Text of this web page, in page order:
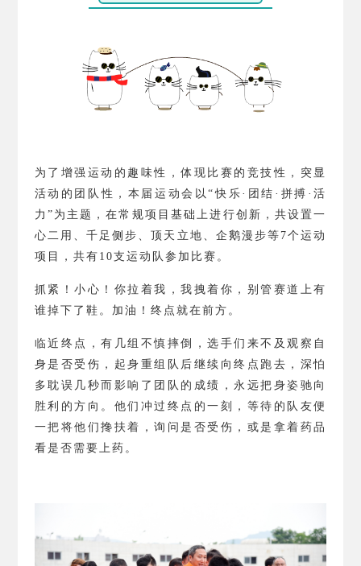
为了增强运动的趣味性，体现比赛的竞技性，突显
活动的团队性，本届运动会以“快乐·团结·拼搏·活
力”为主题，在常规项目基础上进行创新，共设置一
心二用、千足侧步、顶天立地、企鹅漫步等 7个运动
项目，共有 10支运动队参加比赛。
抓紧！小心！你拉着我，我拽着你，别管赛道上有
谁掉下了鞋。加油！终点就在前方。
临近终点，有几组不慎摔倒，选手们来不及观察自
身是否受伤，起身重组队后继续向终点跑去，深怕
多耽误几秒而影响了团队的成绩，永远把身姿驰向
胜利的方向。他们冲过终点的一刻，等待的队友便
一把将他们搀扶着，询问是否受伤，或是拿着药品
看是否需要上药。